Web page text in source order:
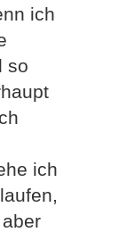
ich
so
ich